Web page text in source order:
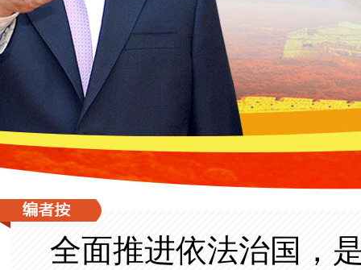
全面推进依法治国，